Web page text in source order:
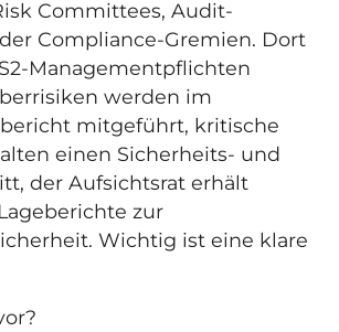
Committees, Audit-
Compliance-Gremien. Dort
Managementpflichten
werden im
mitgeführt, kritische
einen Sicherheits- und
der Aufsichtsrat erhält
zur
Wichtig ist eine klare